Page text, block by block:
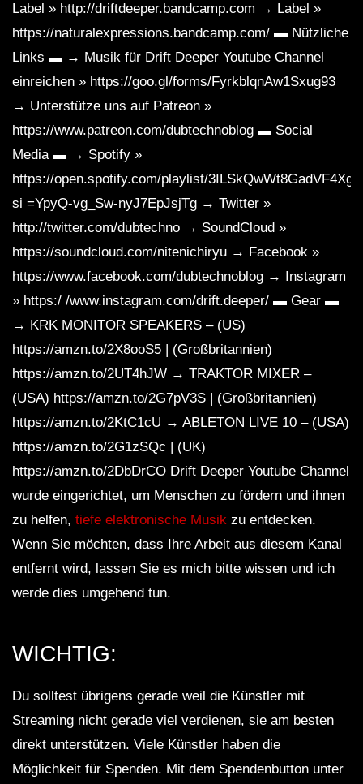
Label » http://driftdeeper.bandcamp.com → Label »
https://naturalexpressions.bandcamp.com/ ▬ Nützliche
Links ▬ → Musik für Drift Deeper Youtube Channel
einreichen » https://goo.gl/forms/FyrkblqnAw1Sxug93
→ Unterstütze uns auf Patreon »
https://www.patreon.com/dubtechnoblog ▬ Social
Media ▬ → Spotify »
https://open.spotify.com/playlist/
si =YpyQ-vg_Sw-nyJ7EpJsjTg → Twitter »
http://twitter.com/dubtechno → SoundCloud »
https://soundcloud.com/nitenichiryu → Facebook »
https://www.facebook.com/dubtechnoblog → Instagram
» https:/ /www.instagram.com/drift.deeper/ ▬ Gear ▬
→ KRK MONITOR SPEAKERS – (US)
https://amzn.to/2X8ooS5 | (Großbritannien)
https://amzn.to/2UT4hJW → TRAKTOR MIXER –
(USA) https://amzn.to/2G7pV3S | (Großbritannien)
https://amzn.to/2KtC1cU → ABLETON LIVE 10 – (USA)
https://amzn.to/2G1zSQc | (UK)
https://amzn.to/2DbDrCO Drift Deeper Youtube Channel
wurde eingerichtet, um Menschen zu fördern und ihnen
zu helfen, tiefe elektronische Musik zu entdecken.
Wenn Sie möchten, dass Ihre Arbeit aus diesem Kanal
entfernt wird, lassen Sie es mich bitte wissen und ich
werde dies umgehend tun.
WICHTIG:
Du solltest übrigens gerade weil die Künstler mit
Streaming nicht gerade viel verdienen, sie am besten
direkt unterstützen. Viele Künstler haben die
Möglichkeit für Spenden. Mit dem Spendenbutton unter